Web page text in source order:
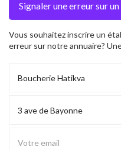
Vous souhaitez inscrire un
erreur sur notre annuaire?